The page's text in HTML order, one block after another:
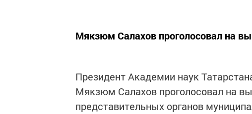
Мякзюм Салахов проголосовал на
Президент Академии наук
Мякзюм Салахов проголосовал на
представительных органов